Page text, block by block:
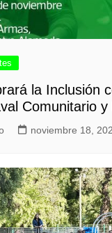
la Inclusión
Comunitario y
noviembre 18,